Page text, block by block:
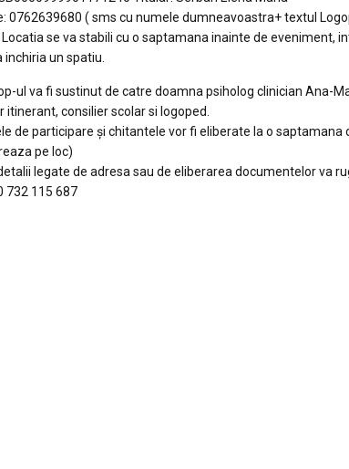
0762639680 ( sms cu numele dumneavoastra+ textul
Locatia se va stabili cu o saptamana inainte de
inchiria un spatiu.
ul va fi sustinut de catre doamna psiholog clinician Ana-
itinerant, consilier scolar si logoped.
de participare și chitantele vor fi eliberate la o
pe loc)
legate de adresa sau de eliberarea documentelor va
732 115 687